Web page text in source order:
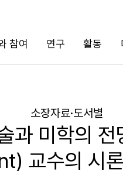
참여 연구 활동
소장자료·도서별
과 미학의
교수의 시론